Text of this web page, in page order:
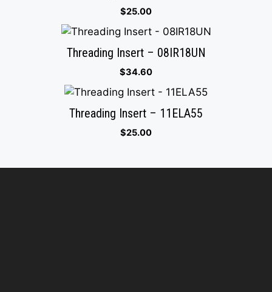
$25.00
Threading Insert – 08IR18UN
$34.60
Threading Insert – 11ELA55
$25.00